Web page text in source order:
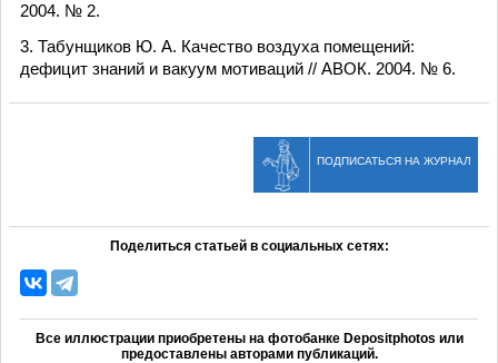
2004. № 2.
3. Табунщиков Ю. А. Качество воздуха помещений:
дефицит знаний и вакуум мотиваций // АВОК. 2004. № 6.
ПОДПИСАТЬСЯ НА ЖУРНАЛ
Поделиться статьей в социальных сетях:
Все иллюстрации приобретены на фотобанке Depositphotos или
предоставлены авторами публикаций.